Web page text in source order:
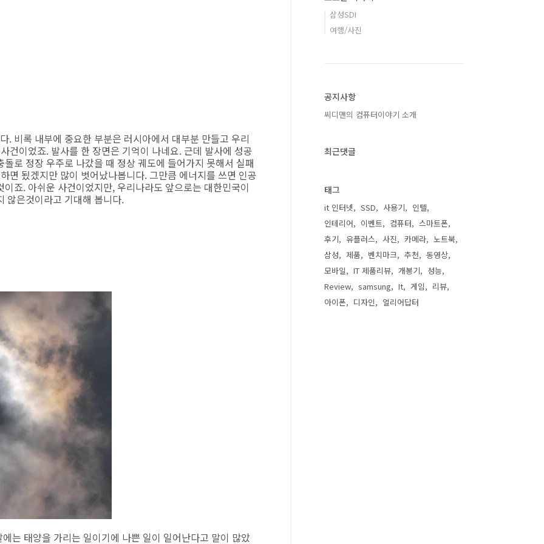
. 비록 내부에 중요한 부분은 러시아에서 대부분 만들고 우리
건이었죠. 발사를 한 장면은 기억이 나네요. 근데 발사에 성공
로 정장 우주로 나갔을 때 정상 궤도에 들어가지 못해서 실패
면 됬겠지만 많이 벗어났나봅니다. 그만큼 에너지를 쓰면 인공
죠. 아쉬운 사건이었지만, 우리나라도 앞으로는 대한민국이
않은것이라고 기대해 봅니다.
는 태양을 가리는 일이기에 나쁜 일이 일어난다고 말이 많았
삼성SDI
여행/사진
공지사항
씨디맨의 컴퓨터이야기 소개
최근댓글
태그
it 인터넷 SSD 사용기
인텔
인테리어
이벤트 컴퓨터
스마트폰
후기
유플러스 사진 카메라
노트북
삼성
제품 벤치마크 추천
동영상
모바일
IT 제품리뷰 개봉기
성능
Review
samsung It 게임
리뷰
아이폰
디자인 얼리어답터